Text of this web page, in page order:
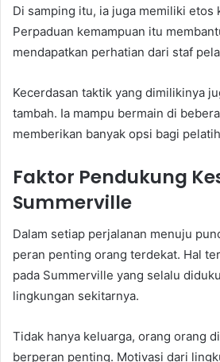
Di samping itu, ia juga memiliki etos
Perpaduan kemampuan itu
mendapatkan perhatian dari staf
Kecerdasan taktik yang dimilikinya
tambah. Ia mampu bermain di
memberikan banyak opsi bagi
Faktor Pendukung
Summerville
Dalam setiap perjalanan menuju
peran penting orang terdekat. Hal
pada Summerville yang selalu
lingkungan sekitarnya.
Tidak hanya keluarga, orang orang
berperan penting. Motivasi dari